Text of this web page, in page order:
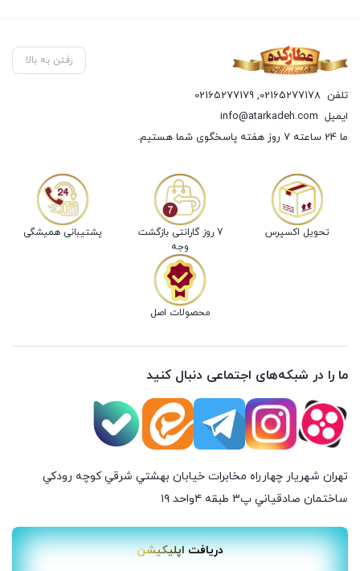
رفتن به بالا
تلفن 02165277178
,
02165277179
ایمیل info@atarkadeh.com
ما 24 ساعته 7 روز هفته پاسخگوی شما هستیم.
تحویل اکسپرس
7 روز گارانتی بازگشت
وجه
پشتیبانی همیشگی
محصولات اصل
ما را در شبکه‌های اجتماعی دنبال کنید
تهران شهريار چهارراه مخابرات خيابان بهشتي شرقي كوچه رودكي
ساختمان صادقياني پ٣ طبقه ٤واحد ۱۹
دریافت اپلیکیشن